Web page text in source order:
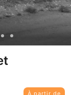
À partir de